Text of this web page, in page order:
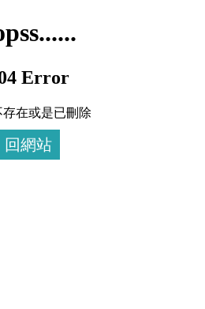
Error
存在或是已刪除
回網站